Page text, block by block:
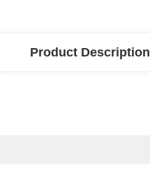
Product Description